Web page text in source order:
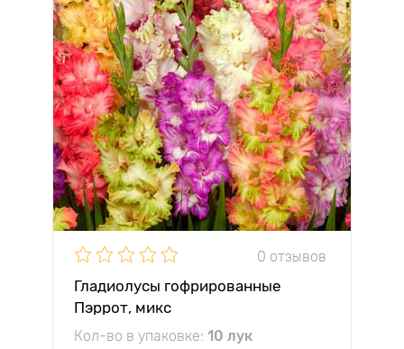
0 отзывов
Гладиолусы гофрированные
Пэррот, микс
Кол-во в упаковке: 10 лук